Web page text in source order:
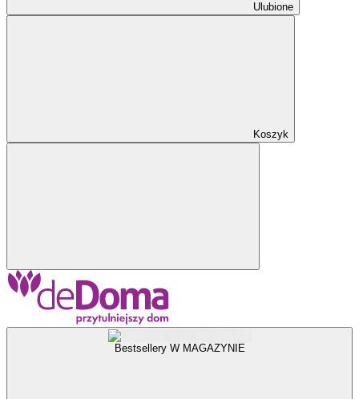
Ulubione
Koszyk
Bestsellery W MAGAZYNIE